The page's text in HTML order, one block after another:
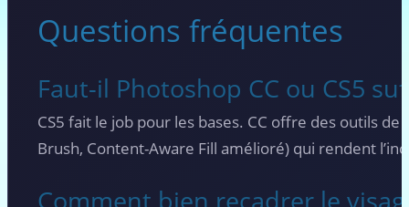
Questions fréquentes
Faut-il Photoshop CC ou CS5
CS5 fait le job pour les bases. CC offre des outils
Brush, Content-Aware Fill amélioré) qui rendent